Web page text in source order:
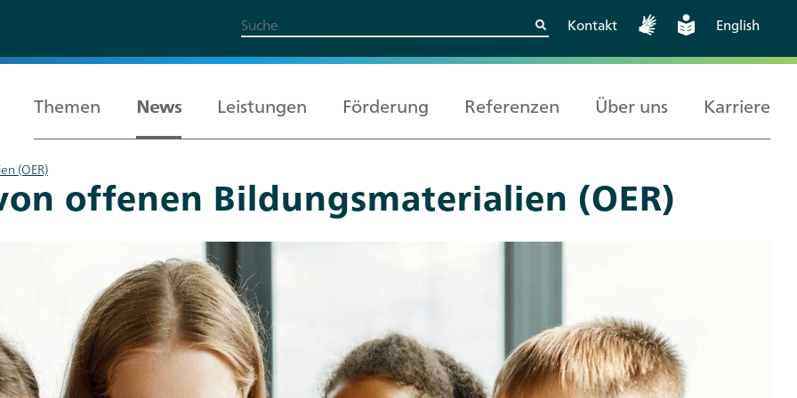
Kontakt English
Themen
Alle Themen
Kritische
Wissenschaftskooperationen
News Leistungen
Leistungen
Förderung
Förderung
Referenzen Über uns
Über uns
Europäische und
internationale
Berlin
Karriere
Karriere
(OER) offenen Bildungsmaterialien (OER)